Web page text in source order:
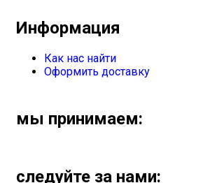
Информация
Как нас найти
Оформить доставку
мы принимаем:
следуйте за нами: